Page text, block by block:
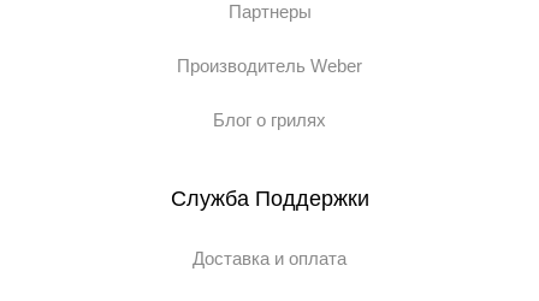
Партнеры
Производитель Weber
Блог о грилях
Служба Поддержки
Доставка и оплата